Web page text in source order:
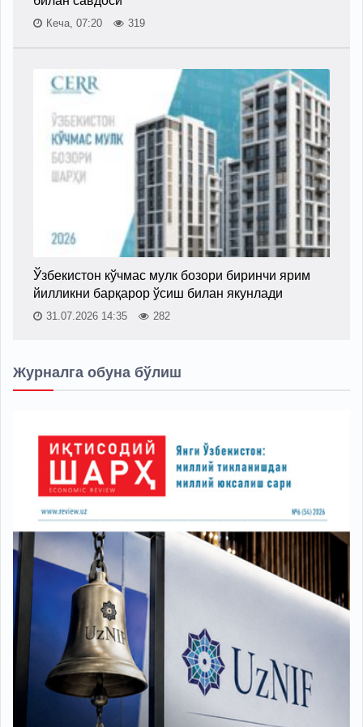
Кеча, 07:20 319
Ўзбекистон кўчмас мулк бозори биринчи ярим
йилликни барқарор ўсиш билан якунлади
31.07.2026 14:35 282
Журналга обуна бўлиш